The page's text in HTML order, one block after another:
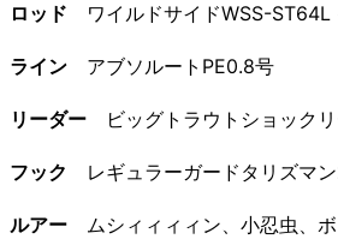
ロッド ワイルドサイドWSS-ST64L
ライン アブソルートPE0.8号
リーダー ビッグトラウトショック
フック レギュラーガードタリズマ
ルアー ムシィィィィン、小忍虫、